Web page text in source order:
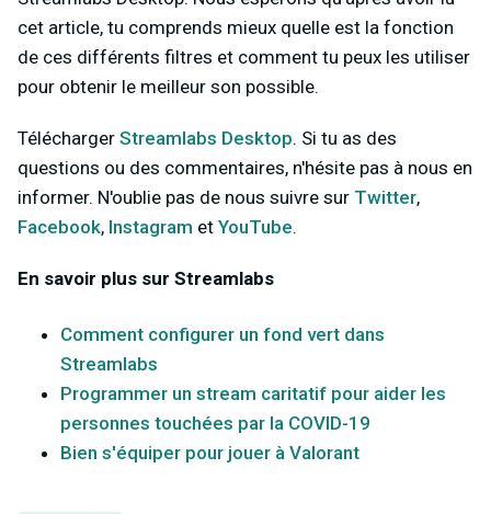
cet article, tu comprends mieux quelle est la fonction
de ces différents filtres et comment tu peux les utiliser
pour obtenir le meilleur son possible.
Télécharger Streamlabs Desktop. Si tu as des
questions ou des commentaires, n'hésite pas à nous en
informer. N'oublie pas de nous suivre sur Twitter,
Facebook, Instagram et YouTube.
En savoir plus sur Streamlabs
Comment configurer un fond vert dans
Streamlabs
Programmer un stream caritatif pour aider les
personnes touchées par la COVID-19
Bien s'équiper pour jouer à Valorant